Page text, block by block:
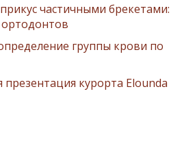
частичными брекетами:
группы крови по
курорта Elounda